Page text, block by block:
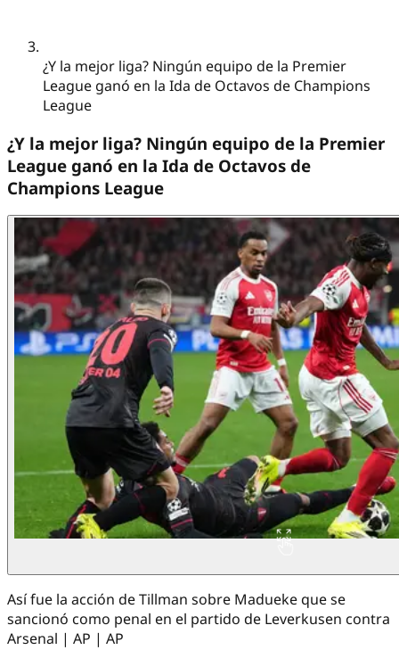
¿Y la mejor liga? Ningún equipo de la Premier
League ganó en la Ida de Octavos de Champions
League
¿Y la mejor liga? Ningún equipo de la Premier
League ganó en la Ida de Octavos de
Champions League
Así fue la acción de Tillman sobre Madueke que se
sancionó como penal en el partido de Leverkusen contra
Arsenal | AP | AP